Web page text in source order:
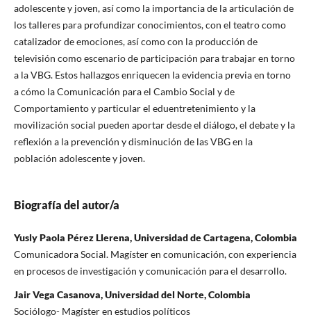
adolescente y joven, así como la importancia de la articulación de
los talleres para profundizar conocimientos, con el teatro como
catalizador de emociones, así como con la producción de
televisión como escenario de participación para trabajar en torno
a la VBG. Estos hallazgos enriquecen la evidencia previa en torno
a cómo la Comunicación para el Cambio Social y de
Comportamiento y particular el eduentretenimiento y la
movilización social pueden aportar desde el diálogo, el debate y la
reflexión a la prevención y disminución de las VBG en la
población adolescente y joven.
Biografía del autor/a
Yusly Paola Pérez Llerena, Universidad de Cartagena, Colombia
Comunicadora Social. Magíster en comunicación, con experiencia
en procesos de investigación y comunicación para el desarrollo.
Jair Vega Casanova, Universidad del Norte, Colombia
Sociólogo- Magíster en estudios políticos